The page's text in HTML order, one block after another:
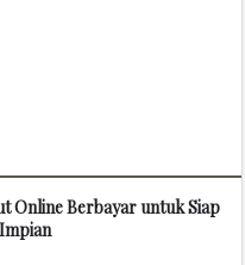
Online Berbayar untuk Siap